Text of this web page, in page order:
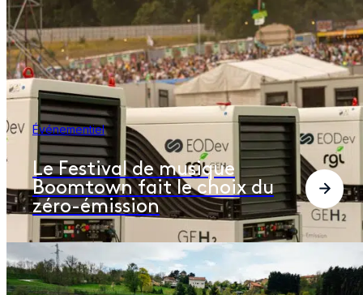
Événementiel
Le Festival de musique
Boomtown fait le choix du
zéro-émission